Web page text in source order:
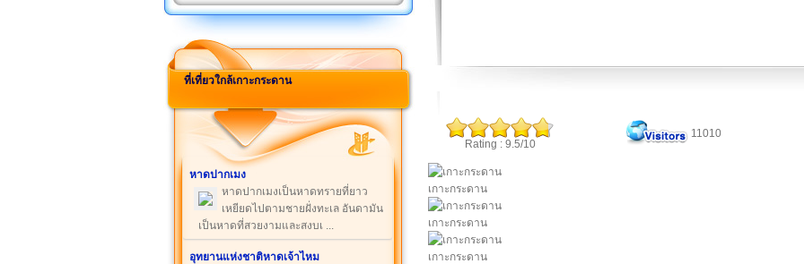
ที่เที่ยวใกล้เกาะกระดาน
หาดปากเมง
หาดปากเมงเป็นหาดทรายที่ยาว
เหยียดไปตามชายฝั่งทะเล อันดามัน
เป็นหาดที่สวยงามและสงบเ ...
อุทยานแห่งชาติหาดเจ้าไหม
Rating : 9.5/10
11010
เกาะกระดาน
เกาะกระดาน
เกาะกระดาน